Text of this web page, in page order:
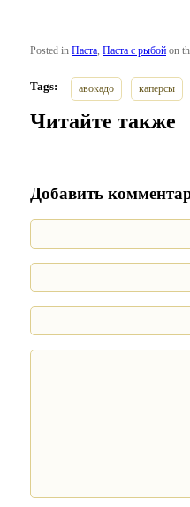
Posted in Паста, Паста с рыбой on
Tags: авокадо каперсы
Читайте также
Добавить